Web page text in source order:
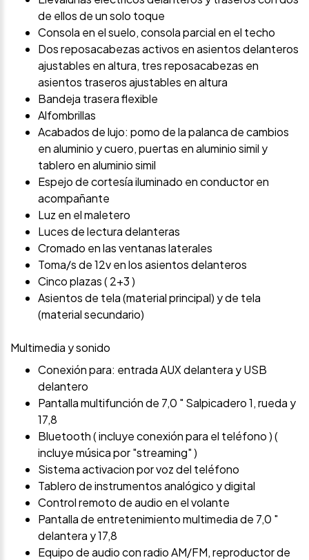
de ellos de un solo toque
Consola en el suelo, consola parcial en el techo
Dos reposacabezas activos en asientos delanteros
ajustables en altura, tres reposacabezas en
asientos traseros ajustables en altura
Bandeja trasera flexible
Alfombrillas
Acabados de lujo: pomo de la palanca de cambios
en aluminio y cuero, puertas en aluminio simil y
tablero en aluminio simil
Espejo de cortesía iluminado en conductor en
acompañante
Luz en el maletero
Luces de lectura delanteras
Cromado en las ventanas laterales
Toma/s de 12v en los asientos delanteros
Cinco plazas ( 2+3 )
Asientos de tela (material principal) y de tela
(material secundario)
Multimedia y sonido
Conexión para: entrada AUX delantera y USB
delantero
Pantalla multifunción de 7,0 " Salpicadero 1, rueda y
17,8
Bluetooth ( incluye conexión para el teléfono ) (
incluye música por "streaming" )
Sistema activacion por voz del teléfono
Tablero de instrumentos analógico y digital
Control remoto de audio en el volante
Pantalla de entretenimiento multimedia de 7,0 "
delantera y 17,8
Equipo de audio con radio AM/FM, reproductor de